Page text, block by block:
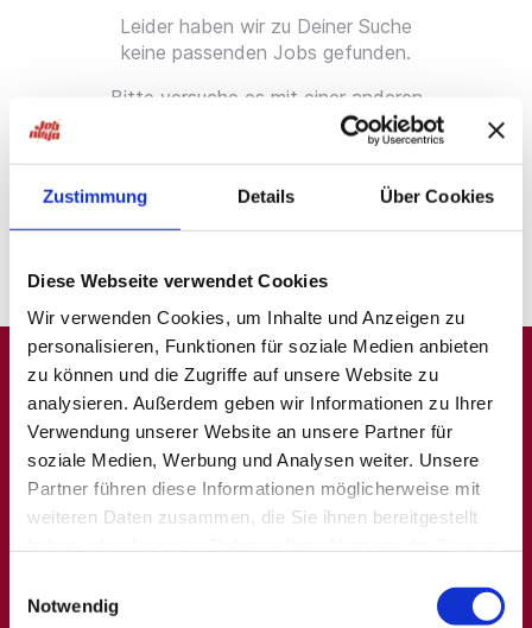
Zustimmung Details Über Cookies
Diese Webseite verwendet Cookies
Wir verwenden Cookies, um Inhalte und Anzeigen zu
personalisieren, Funktionen für soziale Medien anbieten
zu können und die Zugriffe auf unsere Website zu
analysieren. Außerdem geben wir Informationen zu Ihrer
Verwendung unserer Website an unsere Partner für
soziale Medien, Werbung und Analysen weiter. Unsere
Partner führen diese Informationen möglicherweise mit
weiteren Daten zusammen, die Sie ihnen bereitgestellt
Notwendig
Leider haben wir zu Deiner Suche
keine passenden Jobs gefunden.
Bitte versuche es mit einer anderen
probiere unsere "Jobsuche andersrum"
A B C D E F G H I J K L M N O P Q
R S T U V W X Y Z 0-9